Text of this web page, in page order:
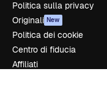
Politica sulla privacy
Originali New
Politica dei cookie
Centro di fiducia
Affiliati